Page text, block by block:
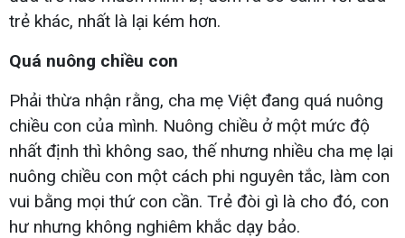
trẻ khác, nhất là lại kém hơn.
Quá nuông chiều con
Phải thừa nhận rằng, cha mẹ Việt đang quá nuông
chiều con của mình. Nuông chiều ở một mức độ
nhất định thì không sao, thế nhưng nhiều cha mẹ lại
nuông chiều con một cách phi nguyên tắc, làm con
vui bằng mọi thứ con cần. Trẻ đòi gì là cho đó, con
hư nhưng không nghiêm khắc dạy bảo.